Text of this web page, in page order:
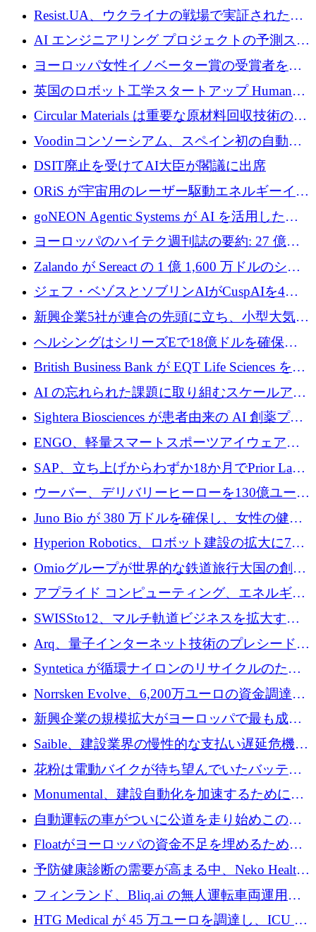
ッション製品インテリジェンス プラットフォ
ームを拡大するためにプレシードを調達
Resist.UA、ウクライナの戦場で実証された防
衛技術を拡大するために5,000万ユーロの欧州
基金を立ち上げる
AI エンジニアリング プロジェクトの予測スタ
ートアップ Cascade が a16z アクセラレータか
らの支援を獲得
ヨーロッパ女性イノベーター賞の受賞者を紹
介します
英国のロボット工学スタートアップ Humanoid
がシリーズ A 1 億 5,200 万ドルで評価額 13 億
5,000 万ドルに到達
Circular Materials は重要な原材料回収技術の拡
張に 1,180 万ユーロを確保
Voodinコンソーシアム、スペイン初の自動木
製ブレード工場の建設にEU補助金4,800万ユ
ーロを確保
DSIT廃止を受けてAI大臣が閣議に出席
ORiS が宇宙用のレーザー駆動エネルギーイン
フラの構築に 500 万ユーロを調達
goNEON Agentic Systems が AI を活用したイ
ンフラ計画を加速するために 16 万ユーロを確
ヨーロッパのハイテク週刊誌の要約: 27 億ユ
ーロを超える 60 以上のハイテク資金調達取引
Zalando が Sereact の 1 億 1,600 万ドルのシリ
ーズ B に参加し、AI を活用した倉庫自動化を
ジェフ・ベゾスとソブリンAIがCuspAIを4億
5,000万ドルの資金調達で支援
新興企業5社が連合の先頭に立ち、小型大気質
センサーをEUのクリーンエア政策の中心に据
ヘルシングはシリーズEで18億ドルを確保、
ウーバーはデリバリー・ヒーローを130億ユー
ロの契約で買収、レボルトは2027年に米国の
銀行を立ち上げる
British Business Bank が EQT Life Sciences を
2,500 万ユーロのコミットメントで支援
AI の忘れられた課題に取り組むスケールアッ
プを実現: カメラロール
Sightera Biosciences が患者由来の AI 創薬プラ
ットフォームを拡大するために 300 万ユーロ
のプレシードをクローズ
ENGO、軽量スマートスポーツアイウェアの
進歩のために510万ユーロを調達
SAP、立ち上げからわずか18か月でPrior Labs
を10億ユーロ以上の契約で買収
ウーバー、デリバリーヒーローを130億ユーロ
の契約で買収、99か国にまたがるプラットフ
ォームを構築
Juno Bio が 380 万ドルを確保し、女性の健康
専用の初のシーケンスラボを開設
Hyperion Robotics、ロボット建設の拡大に740
万ドルを確保
Omioグループが世界的な鉄道旅行大国の創設
を目指してRail Europeを買収
アプライド コンピューティング、エネルギー
向け基盤 AI の拡張に 2,000 万ドルを調達
SWISSto12、マルチ軌道ビジネスを拡大する
ためにシリーズCで7,000万ドルを調達
Arq、量子インターネット技術のプレシードと
して140万ドルを確保
Syntetica が循環ナイロンのリサイクルのため
にシリーズ A で 3,000 万ドルを調達
Norrsken Evolve、6,200万ユーロの資金調達
後、アムステルダムに根を張る
新興企業の規模拡大がヨーロッパで最も成功
した創業者を生み出す、アントラー氏が発見
Saible、建設業界の慢性的な支払い遅延危機に
対処するために 290 万ポンドを調達
花粉は電動バイクが待ち望んでいたバッテリ
ー交換ネットワークを構築している
Monumental、建設自動化を加速するためにシ
リーズ B で 3,200 万ドルを確保
自動運転の車がついに公道を走り始めこの国
が世界をリードしようとしている
Floatがヨーロッパの資金不足を埋めるために
シリーズAで450万ユーロを調達
予防健康診断の需要が高まる中、Neko Health
が 7 億ドルを調達
フィンランド、Bliq.ai の無人運転車両運用を
認可
HTG Medical が 45 万ユーロを調達し、ICU の